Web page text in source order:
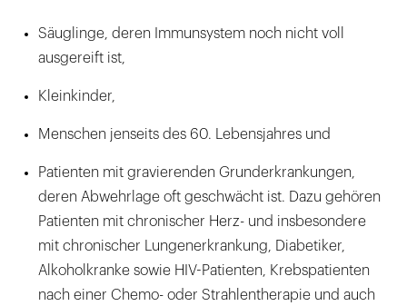
Säuglinge, deren Immunsystem noch nicht voll
ausgereift ist,
Kleinkinder,
Menschen jenseits des 60. Lebensjahres und
Patienten mit gravierenden Grunderkrankungen,
deren Abwehrlage oft geschwächt ist. Dazu gehören
Patienten mit chronischer Herz- und insbesondere
mit chronischer Lungenerkrankung, Diabetiker,
Alkoholkranke sowie HIV-Patienten, Krebspatienten
nach einer Chemo- oder Strahlentherapie und auch